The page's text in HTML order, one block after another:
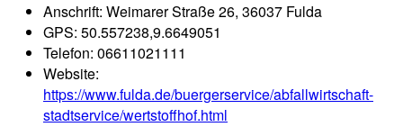
Anschrift: Weimarer Straße 26, 36037 Fulda
GPS: 50.557238,9.6649051
Telefon: 06611021111
Website:
https://www.fulda.de/buergerservice/abfallwirtschaft-
stadtservice/wertstoffhof.html